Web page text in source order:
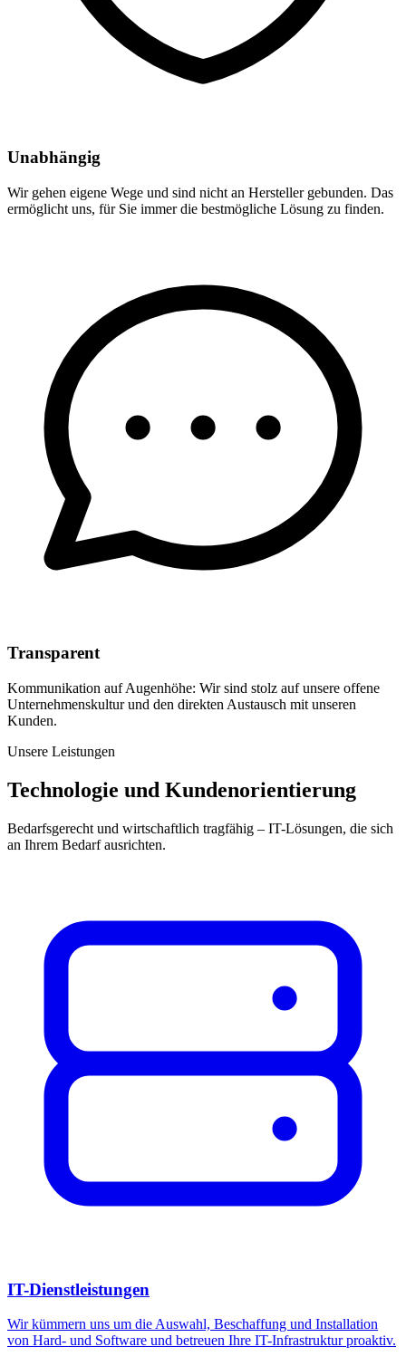
Unabhängig
Wir gehen eigene Wege und sind nicht an Hersteller gebunden. Das
ermöglicht uns, für Sie immer die bestmögliche Lösung zu finden.
Transparent
Kommunikation auf Augenhöhe: Wir sind stolz auf unsere offene
Unternehmenskultur und den direkten Austausch mit unseren
Kunden.
Unsere Leistungen
Technologie und Kundenorientierung
Bedarfsgerecht und wirtschaftlich tragfähig – IT-Lösungen, die sich
an Ihrem Bedarf ausrichten.
IT-Dienstleistungen
Wir kümmern uns um die Auswahl, Beschaffung und Installation
von Hard- und Software und betreuen Ihre IT-Infrastruktur proaktiv.